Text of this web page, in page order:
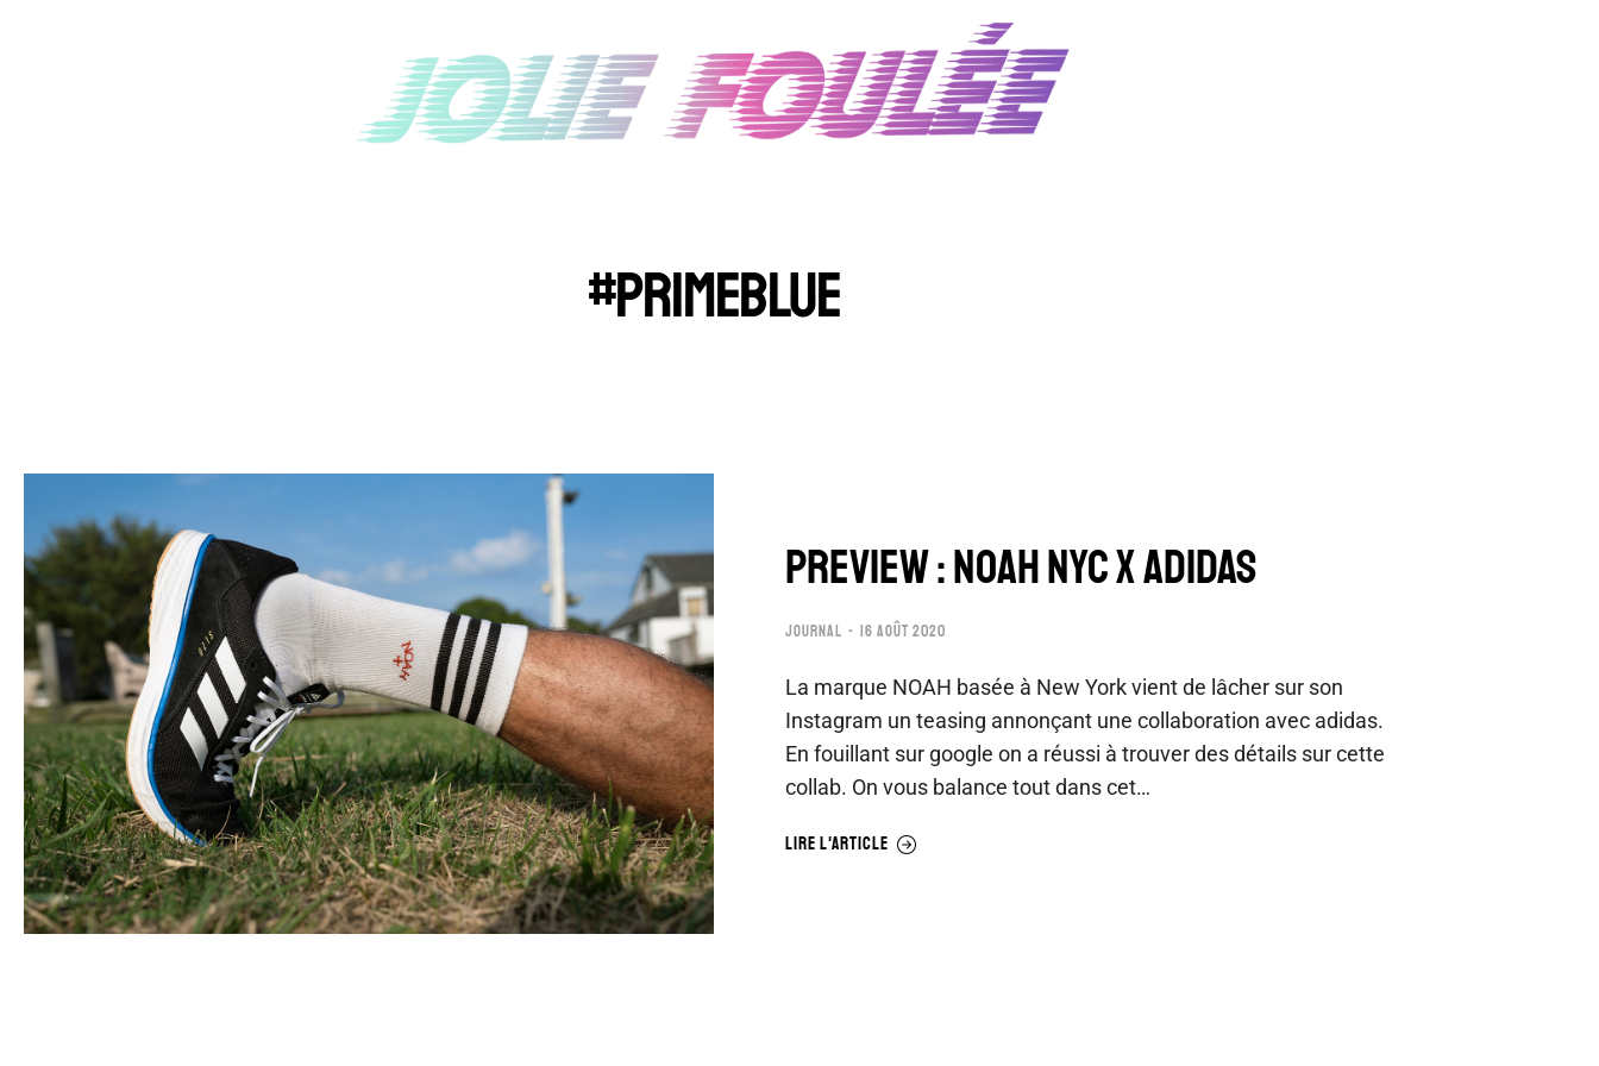
#PRIMEBLUE
PREVIEW : NOAH NYC X ADIDAS
JOURNAL 16 AOÛT 2020
La marque NOAH basée à New York vient de lâcher sur son
Instagram un teasing annonçant une collaboration avec adidas.
En fouillant sur google on a réussi à trouver des détails sur cette
collab. On vous balance tout dans cet…
LIRE L'ARTICLE